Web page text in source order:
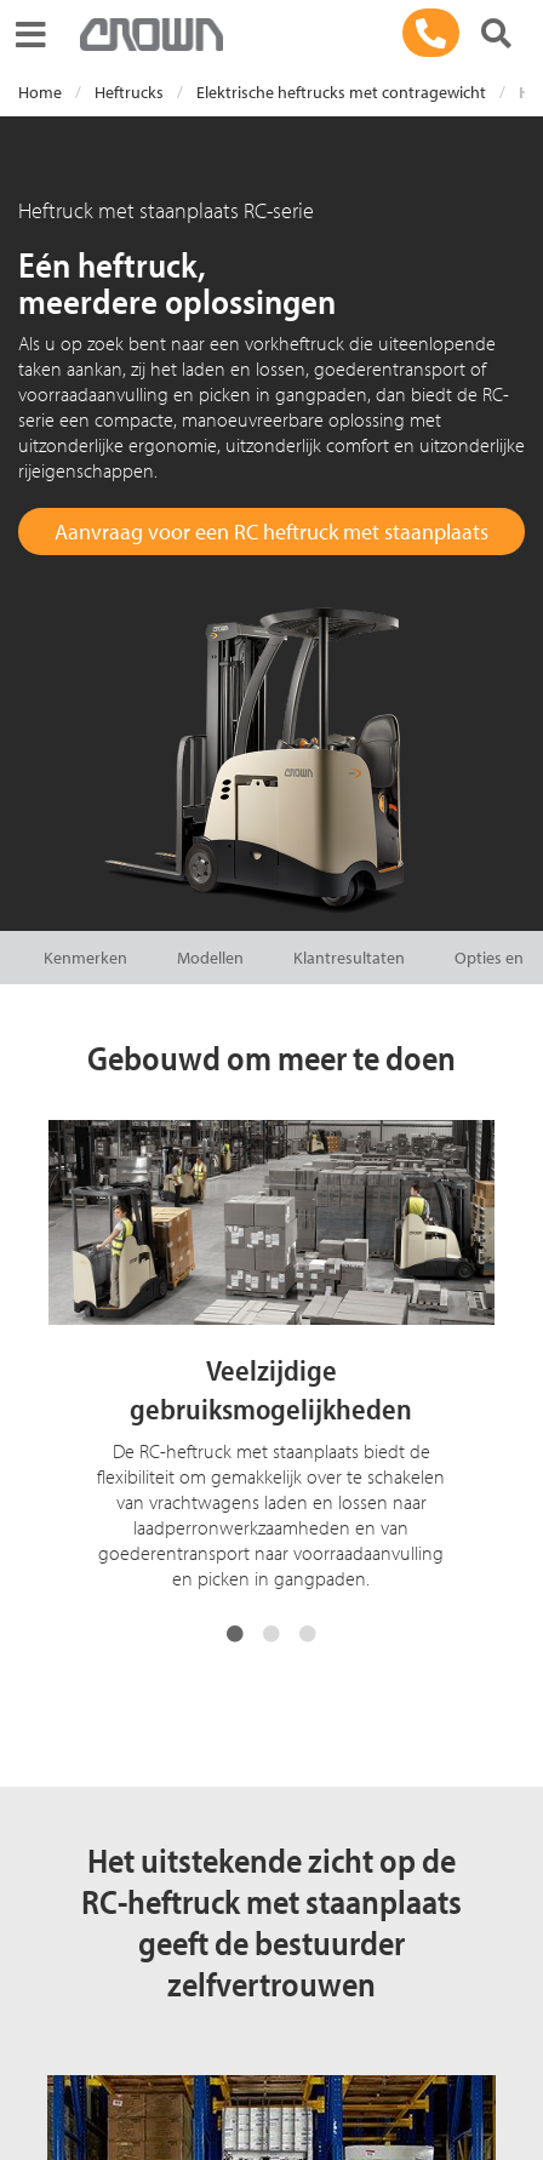
Toggle navigation
Home Heftrucks Elektrische heftrucks met contragewicht
Heftruck met staanplaats RC-serie
Eén heftruck,
meerdere oplossingen
Als u op zoek bent naar een vorkheftruck die uiteenlopende
taken aankan, zij het laden en lossen, goederentransport of
voorraadaanvulling en picken in gangpaden, dan biedt de RC-
serie een compacte, manoeuvreerbare oplossing met
uitzonderlijke ergonomie, uitzonderlijk comfort en uitzonderlijke
rijeigenschappen.
Aanvraag voor een RC heftruck met staanplaats
Kenmerken Modellen Klantresultaten Opties en
Gebouwd om meer te doen
Klaar voor meerdere
omgevingen
De RC-heftruck voelt zich evenzeer thuis in
de hitte van de dag als in vrieshuizen en is
gebouwd om shift na shift in extreme
temperaturen te werken.
Het uitstekende zicht op de
RC-heftruck met staanplaats
geeft de bestuurder
zelfvertrouwen